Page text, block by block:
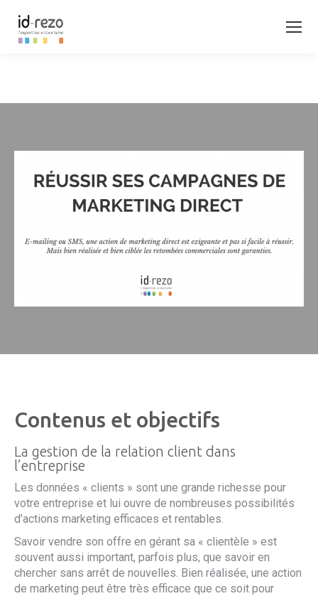
Contenus et objectifs
La gestion de la relation client dans
l’entreprise
Les données « clients » sont une grande richesse pour
votre entreprise et lui ouvre de nombreuses possibilités
d’actions marketing efficaces et rentables.
Savoir vendre son offre en gérant sa « clientèle » est
souvent aussi important, parfois plus, que savoir en
chercher sans arrêt de nouvelles. Bien réalisée, une action
de marketing peut être très efficace que ce soit pour